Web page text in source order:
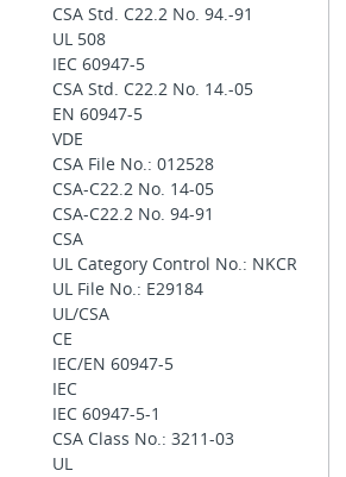
CSA Std. C22.2 No. 94.-91
UL 508
IEC 60947-5
CSA Std. C22.2 No. 14.-05
EN 60947-5
VDE
CSA File No.: 012528
CSA-C22.2 No. 14-05
CSA-C22.2 No. 94-91
CSA
UL Category Control No.: NKCR
UL File No.: E29184
UL/CSA
CE
IEC/EN 60947-5
IEC
IEC 60947-5-1
CSA Class No.: 3211-03
UL